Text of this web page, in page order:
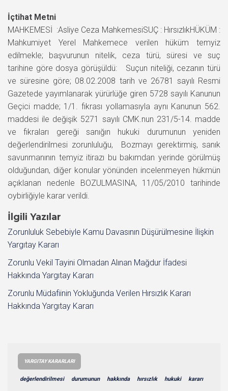
İçtihat Metni
MAHKEMESİ :Asliye Ceza MahkemesiSUÇ : HırsızlıkHÜKÜM :
Mahkumiyet Yerel Mahkemece verilen hüküm temyiz
edilmekle; başvurunun nitelik, ceza türü, süresi ve suç
tarihine göre dosya görüşüldü: Suçun niteliği, cezanın türü
ve süresine göre; 08.02.2008 tarih ve 26781 sayılı Resmi
Gazetede yayımlanarak yürürlüğe giren 5728 sayılı Kanunun
Geçici madde; 1/1. fıkrası yollamasıyla aynı Kanunun 562.
maddesi ile değişik 5271 sayılı CMK.nun 231/5-14. madde
ve fıkraları gereği sanığın hukuki durumunun yeniden
değerlendirilmesi zorunluluğu, Bozmayı gerektirmiş, sanık
savunmanının temyiz itirazı bu bakımdan yerinde görülmüş
olduğundan, diğer konular yönünden incelenmeyen hükmün
açıklanan nedenle BOZULMASINA, 11/05/2010 tarihinde
oybirliğiyle karar verildi.
İlgili Yazılar
Zorunluluk Sebebiyle Kamu Davasının Düşürülmesine İlişkin
Yargıtay Kararı
Zorunlu Vekil Tayini Olmadan Alınan Mağdur İfadesi
Hakkında Yargıtay Kararı
Zorunlu Müdafiinin Yokluğunda Verilen Hırsızlık Kararı
Hakkında Yargıtay Kararı
YARGITAY KARARLARI
değerlendirilmesi durumunun hakkında hırsızlık hukuki kararı